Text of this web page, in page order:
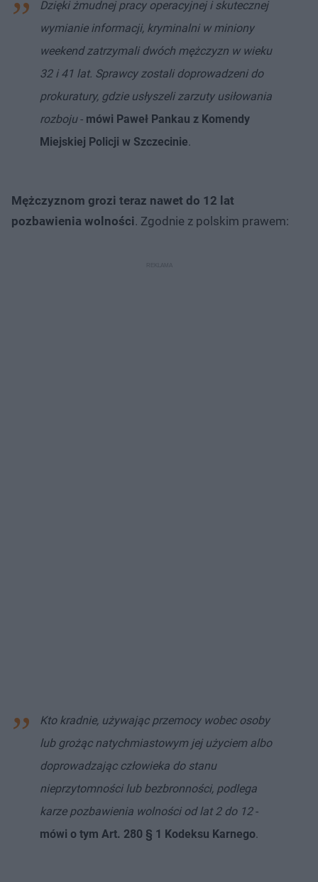
Dzięki żmudnej pracy operacyjnej i skutecznej
wymianie informacji, kryminalni w miniony
weekend zatrzymali dwóch mężczyzn w wieku
32 i 41 lat. Sprawcy zostali doprowadzeni do
prokuratury, gdzie usłyszeli zarzuty usiłowania
rozboju- mówi Paweł Pankau z Komendy
Miejskiej Policji w Szczecinie.
Mężczyznom grozi teraz nawet do 12 lat
pozbawienia wolności. Zgodnie z polskim prawem:
Kto kradnie, używając przemocy wobec osoby
lub grożąc natychmiastowym jej użyciem albo
doprowadzając człowieka do stanu
nieprzytomności lub bezbronności, podlega
karze pozbawienia wolności od lat 2 do 12-
mówi o tym Art. 280 § 1 Kodeksu Karnego.